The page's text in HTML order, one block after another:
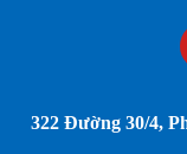
322 Đường 30/4,